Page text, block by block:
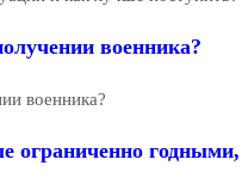
военника?
военника?
ограниченно годными,